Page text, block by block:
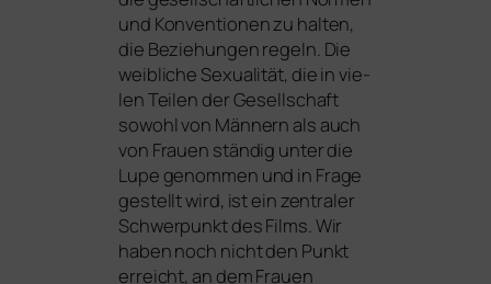
und Konventionen zu hal­ten,
die Beziehungen regeln. Die
weib­li­che Sexualität, die in vie­
len Teilen der Gesellschaft
sowohl von Männern als auch
von Frauen stän­dig unter die
Lupe genom­men und in Frage
gestellt wird, ist ein zen­tra­ler
Schwerpunkt des Films. Wir
haben noch nicht den Punkt
erreicht, an dem Frauen